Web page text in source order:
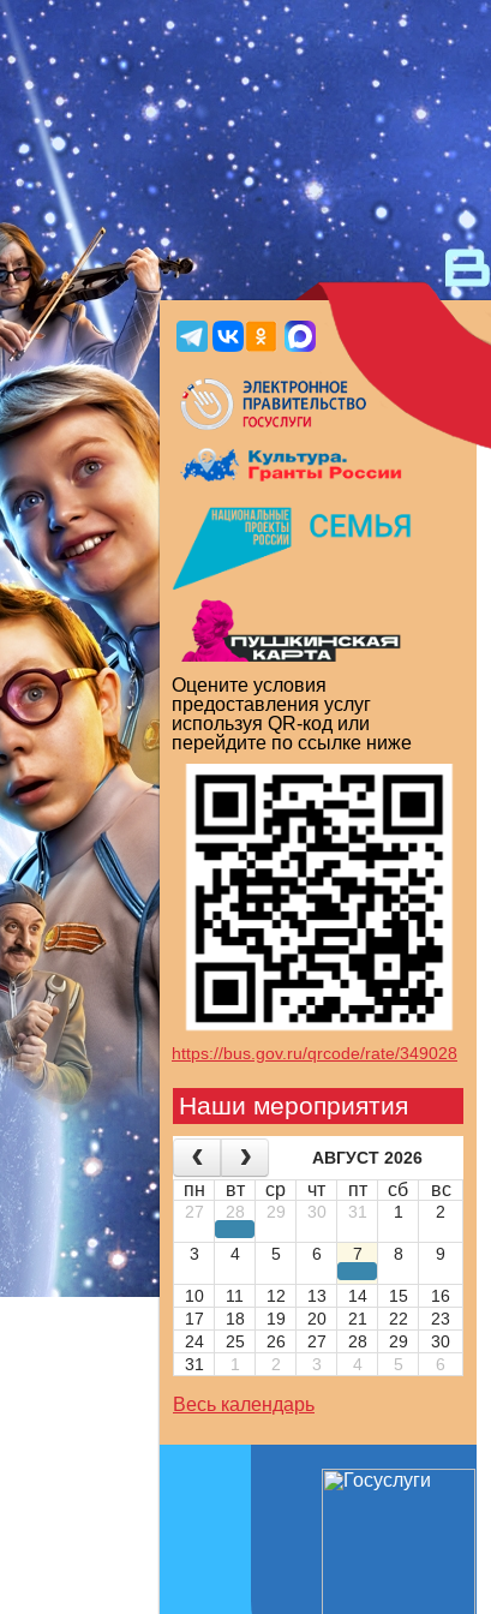
Оцените условия
предоставления услуг
используя QR-код или
перейдите по ссылке ниже
https://bus.gov.ru/qrcode/rate/349028
Наши мероприятия
АВГУСТ 2026
пн вт ср чт пт сб вс
27 28 29 30 31 1 2
3 4 5 6 7 8 9
10 11 12 13 14 15
16
17
18 19 20 21 22
23
24
25 26 27 28 29
30
31
1 2 3 4 5 6
Весь календарь